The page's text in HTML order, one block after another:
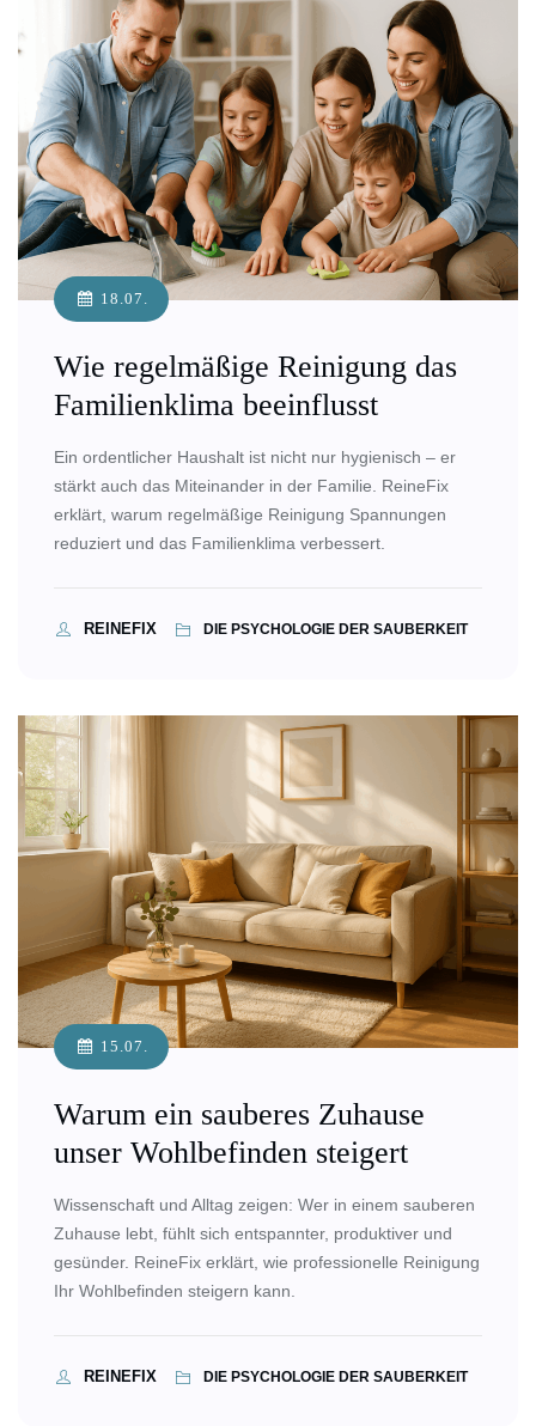
18.07.
Wie regelmäßige Reinigung das
Familienklima beeinflusst
Ein ordentlicher Haushalt ist nicht nur hygienisch – er
stärkt auch das Miteinander in der Familie. ReineFix
erklärt, warum regelmäßige Reinigung Spannungen
reduziert und das Familienklima verbessert.
REINEFIX DIE PSYCHOLOGIE DER SAUBERKEIT
15.07.
Warum ein sauberes Zuhause
unser Wohlbefinden steigert
Wissenschaft und Alltag zeigen: Wer in einem sauberen
Zuhause lebt, fühlt sich entspannter, produktiver und
gesünder. ReineFix erklärt, wie professionelle Reinigung
Ihr Wohlbefinden steigern kann.
REINEFIX DIE PSYCHOLOGIE DER SAUBERKEIT